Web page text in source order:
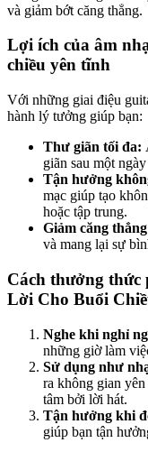
và giảm bớt căng thẳng.
Lợi ích của âm
chiều yên tĩnh
Với những giai điệu
hành lý tưởng giúp bạn:
Thư giãn tối đa:
giãn sau một
Tận hưởng
mạc giúp tạo
hoặc tập trung.
Giảm căng
và mang lại sự
Cách thưởng
Lời Cho Buổi
Nghe khi nghỉ
những giờ làm
Sử dụng như
ra không gian
tâm bởi lời hát.
Tận hưởng khi
giúp bạn tận